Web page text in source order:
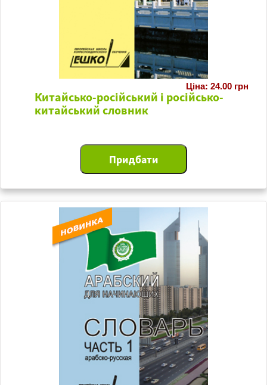
Китайсько-російський і російсько-
китайський словник
Ціна: 24.00 грн